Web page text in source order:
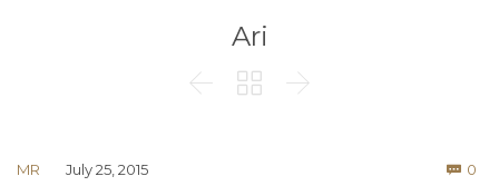
Ari
  
MR July 25, 2015  0